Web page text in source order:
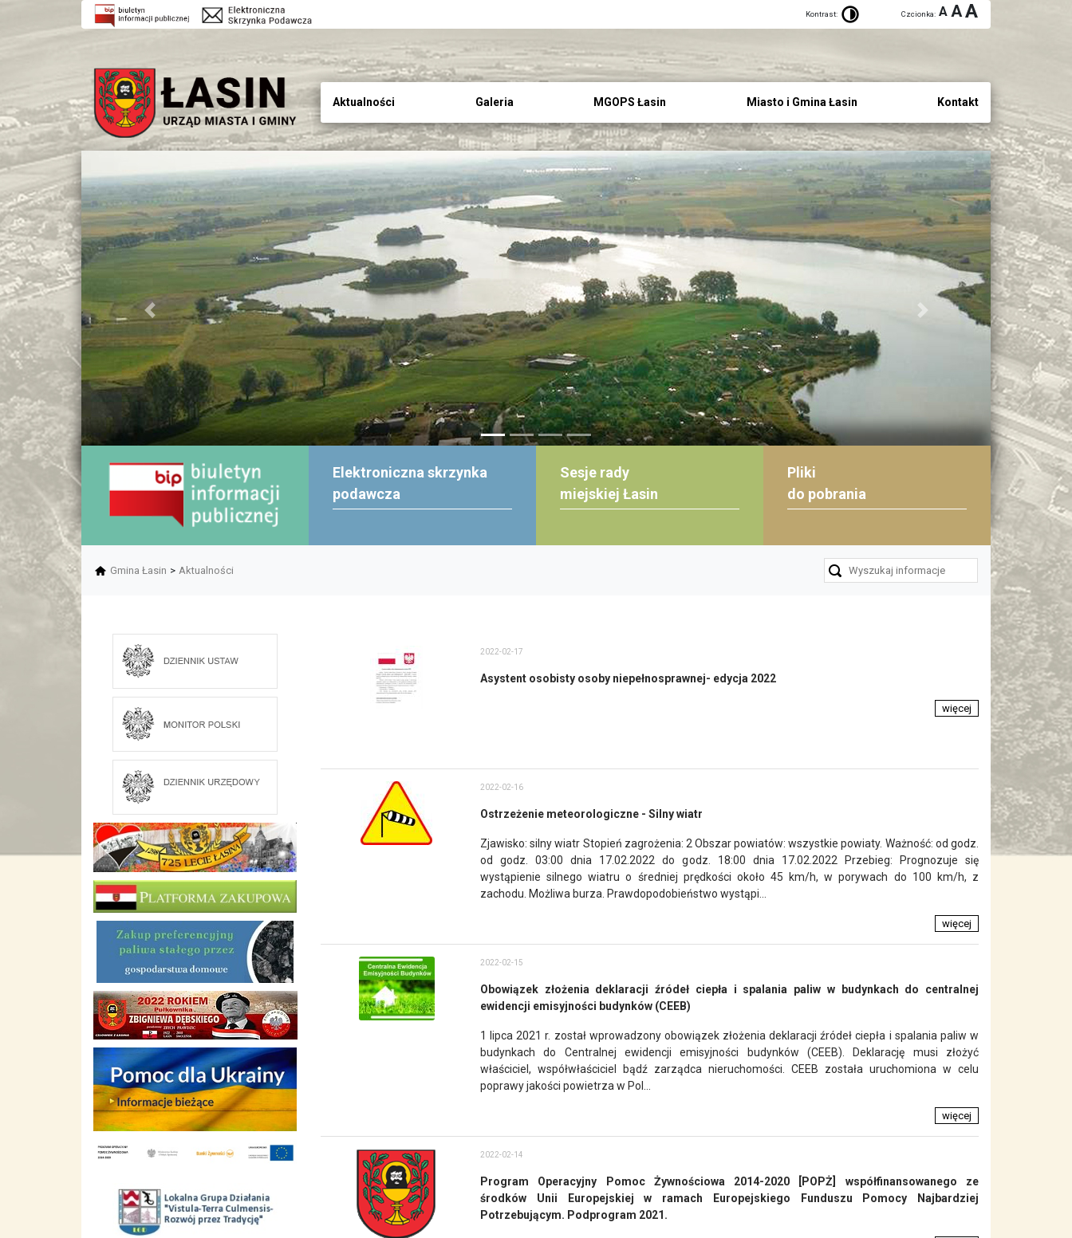
Kontrast: Czcionka: A AA
Aktualności Galeria MGOPS Łasin Miasto i Gmina Łasin Kontakt
Previous Next
Elektroniczna skrzynka
podawcza
Sesje rady
miejskiej Łasin
Pliki
do pobrania
Gmina Łasin > Aktualności
2022-02-17
Asystent osobisty osoby niepełnosprawnej- edycja 2022
więcej
2022-02-16
Ostrzeżenie meteorologiczne - Silny wiatr
Zjawisko: silny wiatr Stopień zagrożenia: 2 Obszar powiatów: wszystkie powiaty. Ważność: od godz.
od godz. 03:00 dnia 17.02.2022 do godz. 18:00 dnia 17.02.2022 Przebieg: Prognozuje się
wystąpienie silnego wiatru o średniej prędkości około 45 km/h, w porywach do 100 km/h, z
zachodu. Możliwa burza. Prawdopodobieństwo wystąpi...
więcej
2022-02-15
Obowiązek złożenia deklaracji źródeł ciepła i spalania paliw w budynkach do centralnej
ewidencji emisyjności budynków (CEEB)
1 lipca 2021 r. został wprowadzony obowiązek złożenia deklaracji źródeł ciepła i spalania paliw w
budynkach do Centralnej ewidencji emisyjności budynków (CEEB). Deklarację musi złożyć
właściciel, współwłaściciel bądź zarządca nieruchomości. CEEB została uruchomiona w celu
poprawy jakości powietrza w Pol...
więcej
2022-02-14
Program Operacyjny Pomoc Żywnościowa 2014-2020 [POPŻ] współfinansowanego ze
środków Unii Europejskiej w ramach Europejskiego Funduszu Pomocy Najbardziej
Potrzebującym. Podprogram 2021.